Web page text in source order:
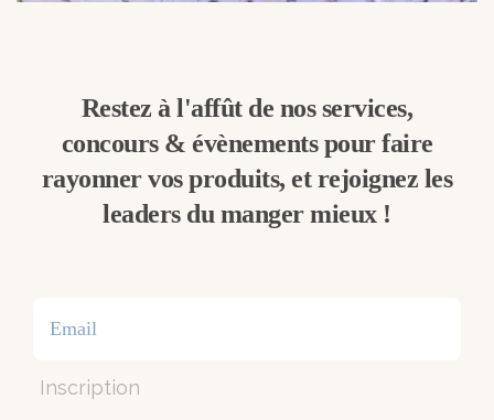
Restez à l'affût de nos services,
concours & évènements pour faire
rayonner vos produits, et rejoignez les
leaders du manger mieux !
Inscription